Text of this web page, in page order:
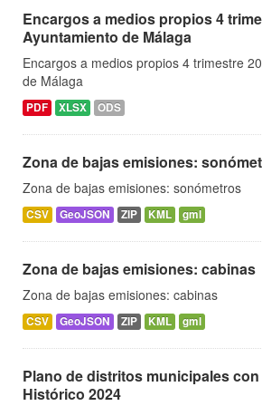
Encargos a medios propios 4
Ayuntamiento de Málaga
Encargos a medios propios 4 trimestre
de Málaga
PDF XLSX ODS
Zona de bajas emisiones:
Zona de bajas emisiones: sonómetros
CSV GeoJSON ZIP KML gml
Zona de bajas emisiones: cabinas
Zona de bajas emisiones: cabinas
CSV GeoJSON ZIP KML gml
Plano de distritos municipales
Histórico 2024